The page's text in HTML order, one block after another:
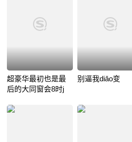
超豪华最初也是最
后的大同窗会8时j
别逼我diǎo变